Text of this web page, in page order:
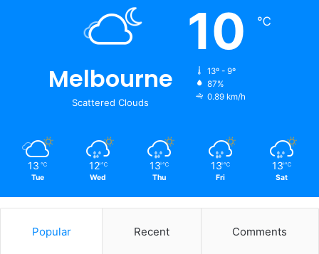
Melbourne
Scattered Clouds
10 ℃
13º - 9º
87%
0.89 km/h
13 ℃
Tue
12 ℃
Wed
13 ℃
Thu
13 ℃
Fri
13 ℃
Sat
Popular Recent Comments